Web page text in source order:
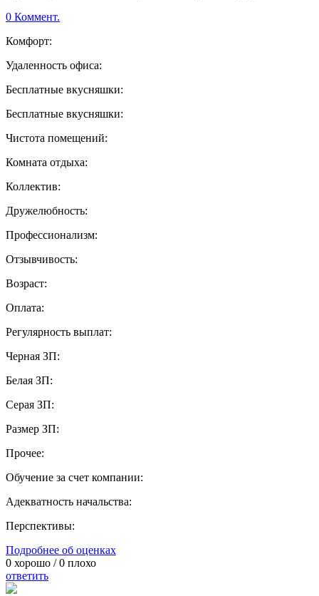
0 Коммент.
Комфорт:
Удаленность офиса:
Бесплатные вкусняшки:
Бесплатные вкусняшки:
Чистота помещений:
Комната отдыха:
Коллектив:
Дружелюбность:
Профессионализм:
Отзывчивость:
Возраст:
Оплата:
Регулярность выплат:
Черная ЗП:
Белая ЗП:
Серая ЗП:
Размер ЗП:
Прочее:
Обучение за счет компании:
Адекватность начальства:
Перспективы:
Подробнее об оценках
0 хорошо /0 плохо
ответить